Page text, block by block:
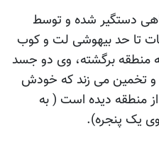
دستگیر شده و توسط
تا حد بیهوشی لت و کوب
منطقه برگشته، وی دو جسد
و تخمین می زند که خودش
از منطقه دیده است ( به
یک پنجره).